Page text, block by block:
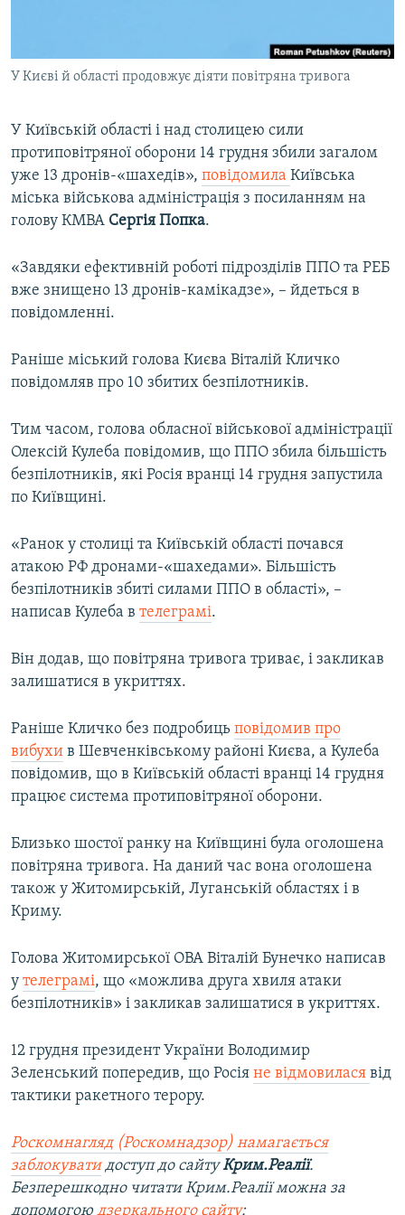
УКРАЇНСЬКА ПРОБЛЕМА КРИМУ
Qırımtatar
Усі сайти RFE/RL
У Києві й області продовжує діяти повітряна тривога
У Київській області і над столицею сили
протиповітряної оборони 14 грудня збили загалом
уже 13 дронів-«шахедів», повідомила Київська
міська військова адміністрація з посиланням на
голову КМВА Сергія Попка.
«Завдяки ефективній роботі підрозділів ППО та РЕБ
вже знищено 13 дронів-камікадзе», – йдеться в
повідомленні.
Раніше міський голова Києва Віталій Кличко
повідомляв про 10 збитих безпілотників.
Тим часом, голова обласної військової адміністрації
Олексій Кулеба повідомив, що ППО збила більшість
безпілотників, які Росія вранці 14 грудня запустила
по Київщині.
«Ранок у столиці та Київській області почався
атакою РФ дронами-«шахедами». Більшість
безпілотників збиті силами ППО в області», –
написав Кулеба в телеграмі.
Він додав, що повітряна тривога триває, і закликав
залишатися в укриттях.
Раніше Кличко без подробиць повідомив про
вибухи в Шевченківському районі Києва, а Кулеба
повідомив, що в Київській області вранці 14 грудня
працює система протиповітряної оборони.
Близько шостої ранку на Київщині була оголошена
повітряна тривога. На даний час вона оголошена
також у Житомирській, Луганській областях і в
Криму.
Голова Житомирської ОВА Віталій Бунечко написав
у телеграмі, що «можлива друга хвиля атаки
безпілотників» і закликав залишатися в укриттях.
12 грудня президент України Володимир
Зеленський попередив, що Росія не відмовилася від
тактики ракетного терору.
Роскомнагляд (Роскомнадзор) намагається
заблокуватидоступ до сайтуКрим.Реалії.
Безперешкодно читати Крим.Реалії можна за
допомогою дзеркального сайту: